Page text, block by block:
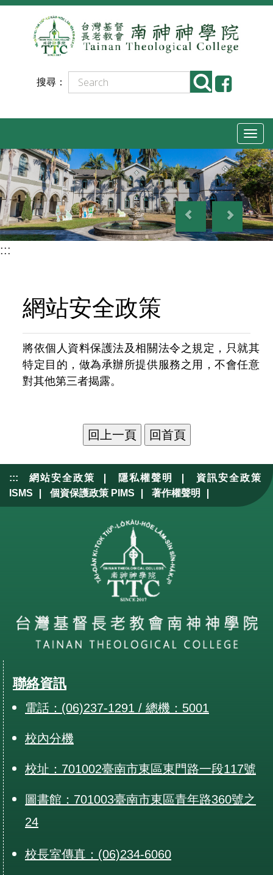
跳
搜尋：
T
o
g
g
l
e
a
t
i
P
r
e
e
x
:::
網站安全政策
將依個人資料保護法及相關法令之規定，只就其
特定目的，做為承辦所提供服務之用，不會任意
對其他第三者揭露。
::: 網站安全政策 | 隱私權聲明 |
資訊安全政策
ISMS
| 個資保護政策 PIMS | 著作權聲明 |
聯絡資訊
電話：(06)237-1291 / 總機：5001
校內分機
校址：701002臺南市東區東門路一段117號
圖書館：701003臺南市東區青年路360號之
24
校長室傳真：(06)234-6060